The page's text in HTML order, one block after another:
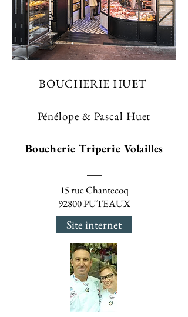
BOUCHERIE HUET
Pénélope & Pascal Huet
Boucherie Triperie Volailles
15 rue Chantecoq
92800 PUTEAUX
Site internet